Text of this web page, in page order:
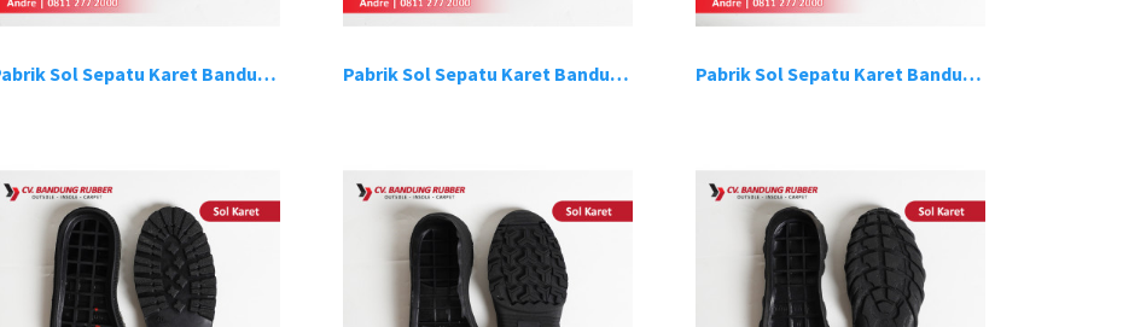
Pabrik Sol Sepatu Karet Bandung 2 Pabrik Sol Sepatu Karet Bandung 3 Pabrik Sol Sepatu Karet Bandung 4